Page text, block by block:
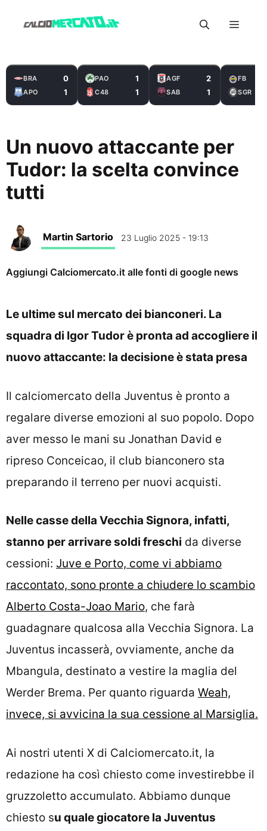
Menu
BRA 0
APO 1
PAO 1
C48 1
AGF 2
SAB 1
FB
SGR
Un nuovo attaccante per
Tudor: la scelta convince
tutti
Martin Sartorio 23 Luglio 2025 - 19:13
Aggiungi Calciomercato.it alle fonti di google news
Le ultime sul mercato dei bianconeri. La
squadra di Igor Tudor è pronta ad accogliere il
nuovo attaccante: la decisione è stata presa
Il calciomercato della Juventus è pronto a
regalare diverse emozioni al suo popolo. Dopo
aver messo le mani su Jonathan David e
ripreso Conceicao, il club bianconero sta
preparando il terreno per nuovi acquisti.
Nelle casse della Vecchia Signora, infatti,
stanno per arrivare soldi freschi da diverse
cessioni: Juve e Porto, come vi abbiamo
raccontato, sono pronte a chiudere lo scambio
Alberto Costa-Joao Mario, che farà
guadagnare qualcosa alla Vecchia Signora. La
Juventus incasserà, ovviamente, anche da
Mbangula, destinato a vestire la maglia del
Werder Brema. Per quanto riguarda Weah,
invece, si avvicina la sua cessione al Marsiglia.
Ai nostri utenti X di Calciomercato.it, la
redazione ha così chiesto come investirebbe il
gruzzoletto accumulato. Abbiamo dunque
chiesto su quale giocatore la Juventus